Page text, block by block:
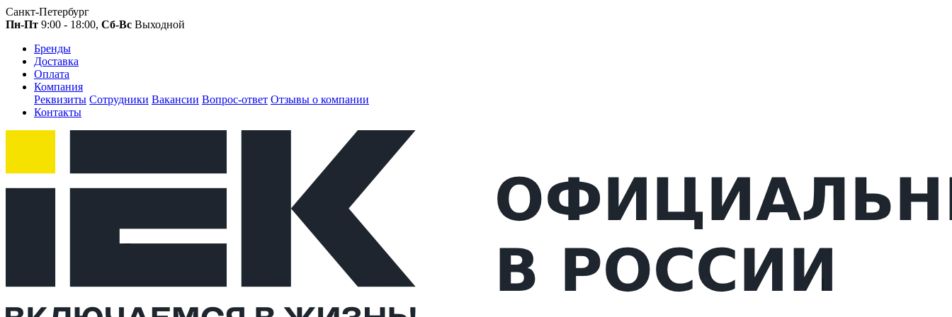
Санкт-Петербург
Пн-Пт 9:00 - 18:00, Сб-Вс Выходной
Бренды
Доставка
Оплата
Компания
Реквизиты Сотрудники Вакансии Вопрос-ответ Отзывы о компании
Контакты